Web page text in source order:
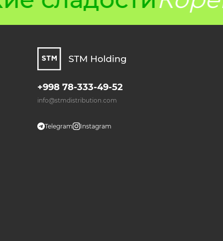
+998 78-333-49-52
info@stmdistribution.com
Telegram Instagram